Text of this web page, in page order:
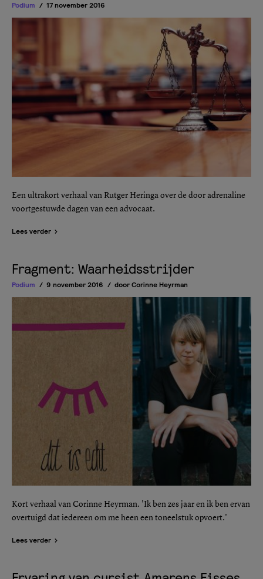
Podium 17 november 2016
Een ultrakort verhaal van Rutger Heringa over de door adrenaline
voortgestuwde dagen van een advocaat.
Lees verder
Fragment: Waarheidsstrijder
Podium 9 november 2016 doorCorinne Heyrman
Kort verhaal van Corinne Heyrman. 'Ik ben zes jaar en ik ben ervan
overtuigd dat iedereen om me heen een toneelstuk opvoert.'
Lees verder